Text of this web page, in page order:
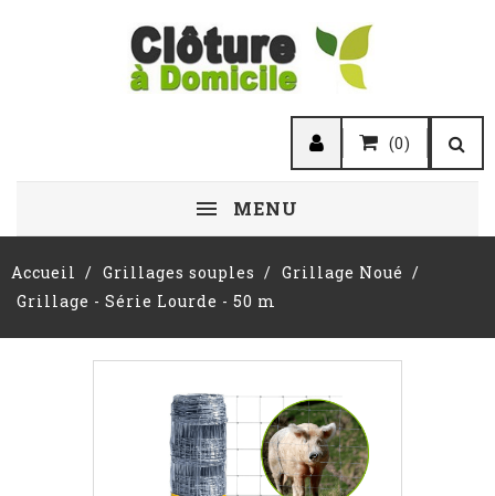
(0)
MENU
Accueil Grillages souples
Grillage Noué
Grillage - Série Lourde - 50 m